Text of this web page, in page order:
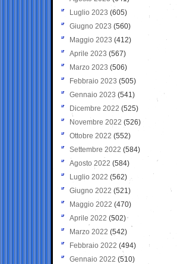
Luglio 2023 (605)
Giugno 2023 (560)
Maggio 2023 (412)
Aprile 2023 (567)
Marzo 2023 (506)
Febbraio 2023 (505)
Gennaio 2023 (541)
Dicembre 2022 (525)
Novembre 2022 (526)
Ottobre 2022 (552)
Settembre 2022 (584)
Agosto 2022 (584)
Luglio 2022 (562)
Giugno 2022 (521)
Maggio 2022 (470)
Aprile 2022 (502)
Marzo 2022 (542)
Febbraio 2022 (494)
Gennaio 2022 (510)